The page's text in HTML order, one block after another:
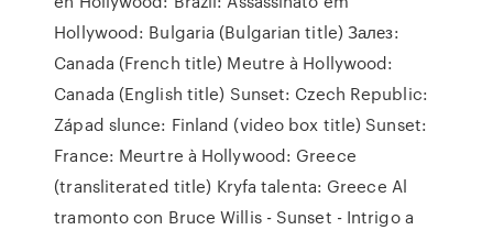
Hollywood: Bulgaria (Bulgarian title) Залез:
Canada (French title) Meutre à Hollywood:
Canada (English title) Sunset: Czech Republic:
Západ slunce: Finland (video box title) Sunset:
France: Meurtre à Hollywood: Greece
(transliterated title) Kryfa talenta: Greece Al
tramonto con Bruce Willis - Sunset - Intrigo a